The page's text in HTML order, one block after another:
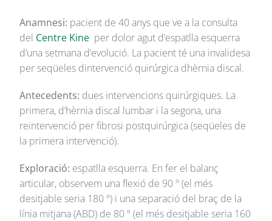
Anamnesi: pacient de 40 anys que ve a la consulta
del Centre Kineper dolor agut d’espatlla esquerra
d’una setmana d’evolució. La pacient té una invalidesa
per seqüeles dintervenció quirúrgica dhèrnia discal.
Antecedents: dues intervencions quirúrgiques. La
primera, d’hèrnia discal lumbar i la segona, una
reintervenció per fibrosi postquirúrgica (seqüeles de
la primera intervenció).
Exploració: espatlla esquerra. En fer el balanç
articular, observem una flexió de 90 º (el més
desitjable seria 180 º) i una separació del braç de la
línia mitjana (ABD) de 80 º (el més desitjable seria 160